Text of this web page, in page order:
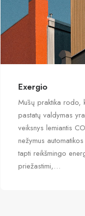
Exergio
Mūsų praktika rodo,
pastatų valdymas
veiksnys lemiantis
nežymus
tapti reikšmingo
priežastimi,…